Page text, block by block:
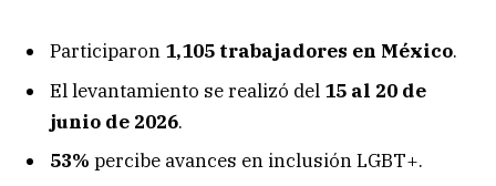
Participaron 1,105 trabajadores en México.
El levantamiento se realizó del 15 al 20 de
junio de 2026.
53% percibe avances en inclusión LGBT+.